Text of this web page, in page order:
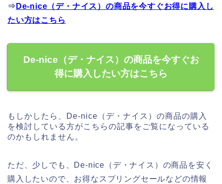
⇒ De-nice（デ・ナイス）の商品を今すぐお得に購入し
たい方はこちら
De-nice（デ・ナイス）の商品を今すぐお
得に購入したい方はこちら
もしかしたら、De-nice（デ・ナイス）の商品の購入
を検討している方がこちらの記事をご覧になっている
のかもしれません。
ただ、少しでも、De-nice（デ・ナイス）の商品を安く
購入したいので、お得なスプリングセールなどの情報